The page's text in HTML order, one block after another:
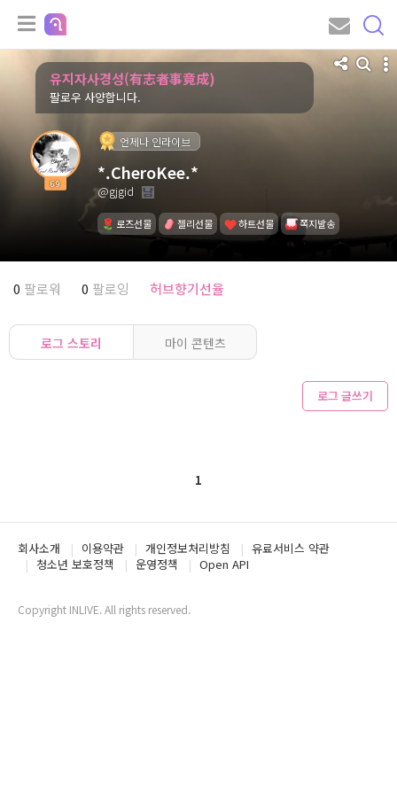
유지자사경성(有志者事竟成)
팔로우 사양합니다.
69
언제나 인라이브
*.CheroKee.*
@gjgid
로즈선물 젤리선물 하트선물 쪽지발송
0 팔로워 0 팔로잉 허브향기선율
로그 스토리 마이 콘텐츠
로그 글쓰기
1
회사소개 이용약관 개인정보처리방침
유료서비스 약관
청소년 보호정책
운영정책 Open API
Copyright INLIVE. All rights reserved.